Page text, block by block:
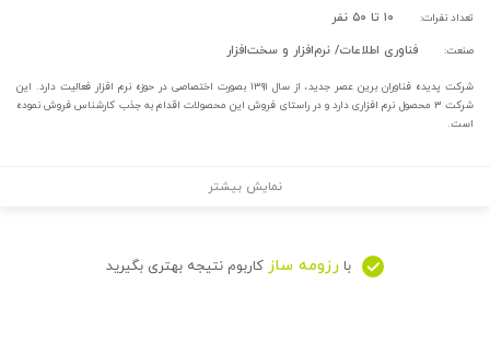
تعداد نفرات: ۱۰ تا ۵۰ نفر
صنعت: فناوری اطلاعات/ نرم‌افزار و سخت‌افزار
شرکت پدیده فناوران برین عصر جدید، از سال ۱۳۹۱ بصورت اختصاصی در حوزه نرم افزار فعالیت دارد. این
شرکت ۳ محصول نرم افزاری دارد و در راستای فروش این محصولات اقدام به جذب کارشناس فروش نموده
است.
نمایش بیشتر
با رزومه ساز کاربوم نتیجه بهتری بگیرید